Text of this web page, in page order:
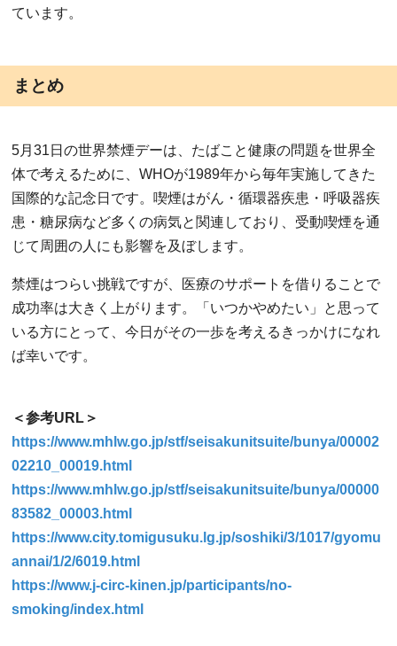
ています。
まとめ
5月31日の世界禁煙デーは、たばこと健康の問題を世界全
体で考えるために、WHOが1989年から毎年実施してきた
国際的な記念日です。喫煙はがん・循環器疾患・呼吸器疾
患・糖尿病など多くの病気と関連しており、受動喫煙を通
じて周囲の人にも影響を及ぼします。
禁煙はつらい挑戦ですが、医療のサポートを借りることで
成功率は大きく上がります。「いつかやめたい」と思って
いる方にとって、今日がその一歩を考えるきっかけになれ
ば幸いです。
＜参考URL＞
https://www.mhlw.go.jp/stf/seisakunitsuite/bunya/00002
02210_00019.html
https://www.mhlw.go.jp/stf/seisakunitsuite/bunya/00000
83582_00003.html
https://www.city.tomigusuku.lg.jp/soshiki/3/1017/gyomu
annai/1/2/6019.html
https://www.j-circ-kinen.jp/participants/no-
smoking/index.html